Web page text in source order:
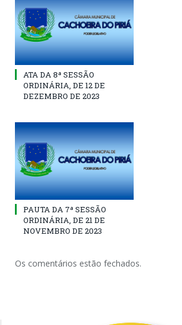
ATA DA 8ª SESSÃO
ORDINÁRIA, DE 12 DE
DEZEMBRO DE 2023
PAUTA DA 7ª SESSÃO
ORDINÁRIA, DE 21 DE
NOVEMBRO DE 2023
Os comentários estão fechados.